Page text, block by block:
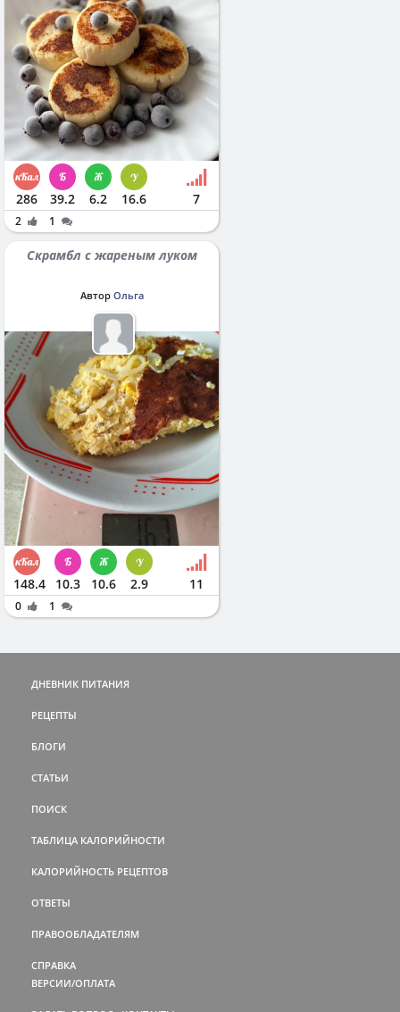
286 39.2 6.2 16.6 7
2 1
Скрамбл с жареным луком
Автор Ольга
148.4 10.3 10.6 2.9 11
0 1
ДНЕВНИК ПИТАНИЯ
РЕЦЕПТЫ
БЛОГИ
СТАТЬИ
ПОИСК
ТАБЛИЦА КАЛОРИЙНОСТИ
КАЛОРИЙНОСТЬ РЕЦЕПТОВ
ОТВЕТЫ
ПРАВООБЛАДАТЕЛЯМ
СПРАВКА
ВЕРСИИ/ОПЛАТА